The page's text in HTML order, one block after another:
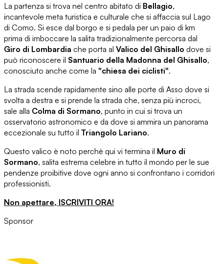
La partenza si trova nel centro abitato di Bellagio,
incantevole meta turistica e culturale che si affaccia sul Lago
di Como. Si esce dal borgo e si pedala per un paio di km
prima di imboccare la salita tradizionalmente percorsa dal
Giro di Lombardia che porta al Valico del Ghisallo dove si
può riconoscere il Santuario della Madonna del Ghisallo,
conosciuto anche come la "chiesa dei ciclisti".
La strada scende rapidamente sino alle porte di Asso dove si
svolta a destra e si prende la strada che, senza più incroci,
sale alla Colma di Sormano, punto in cui si trova un
osservatorio astronomico e da dove si ammira un panorama
eccezionale su tutto il Triangolo Lariano.
Questo valico è noto perchè qui vi termina il Muro di
Sormano, salita estrema celebre in tutto il mondo per le sue
pendenze proibitive dove ogni anno si confrontano i corridori
professionisti.
Non apettare, ISCRIVITI ORA!
Sponsor